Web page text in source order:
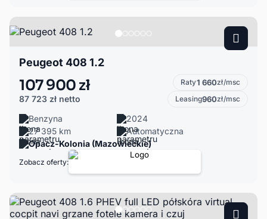
Peugeot 408 1.2
107 900 zł
87 723 zł netto
Raty1 660zł/msc
Leasing960zł/msc
Benzyna
2024
27 395 km
Automatyczna
Opacz-Kolonia (Mazowieckie)
Zobacz oferty: